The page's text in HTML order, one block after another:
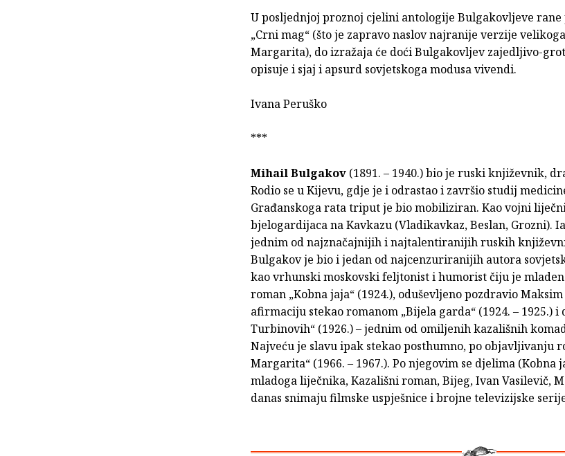
U posljednjoj proznoj cjelini antologije Bulgakovljeve rane
„Crni mag“ (što je zapravo naslov najranije verzije
Margarita), do izražaja će doći Bulgakovljev zajedljivo-
opisuje i sjaj i apsurd sovjetskoga modusa vivendi.
Ivana Peruško
***
Mihail Bulgakov (1891. – 1940.) bio je ruski književnik,
Rodio se u Kijevu, gdje je i odrastao i završio studij
Građanskoga rata triput je bio mobiliziran. Kao vojni
bjelogardijaca na Kavkazu (Vladikavkaz, Beslan, Grozni).
jednim od najznačajnijih i najtalentiranijih ruskih
Bulgakov je bio i jedan od najcenzuriranijih autora
kao vrhunski moskovski feljtonist i humorist čiju je
roman „Kobna jaja“ (1924.), oduševljeno pozdravio
afirmaciju stekao romanom „Bijela garda“ (1924. – 1925.) i
Turbinovih“ (1926.) – jednim od omiljenih kazališnih
Najveću je slavu ipak stekao posthumno, po objavljivanju
Margarita“ (1966. – 1967.). Po njegovim se djelima (Kobna
mladoga liječnika, Kazališni roman, Bijeg, Ivan Vasilevič,
danas snimaju filmske uspješnice i brojne televizijske